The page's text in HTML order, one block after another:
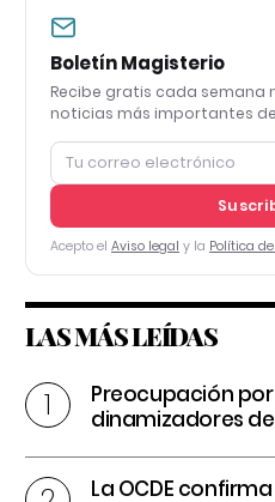
Boletín Magisterio
Recibe gratis cada semana
noticias más importantes
Acepto el Aviso legal y la Política
LAS MÁS LEÍDAS
Preocupación por
dinamizadores de
La OCDE